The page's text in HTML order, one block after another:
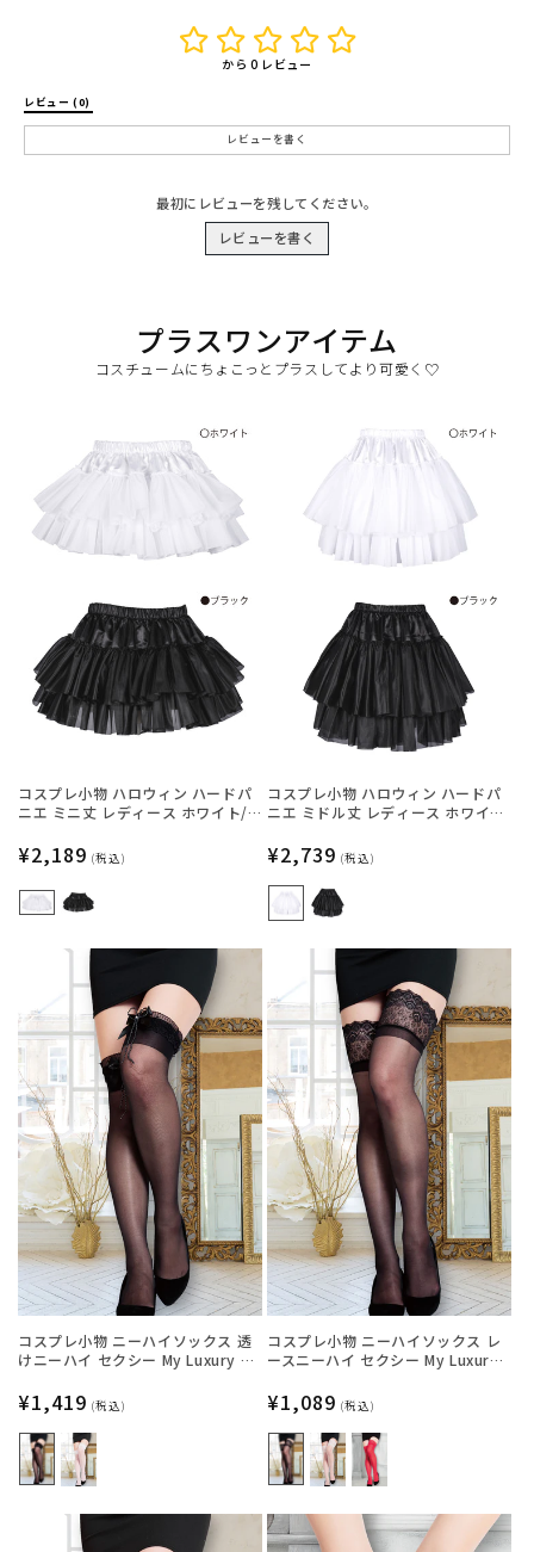
から 0 レビュー
レビュー (0)
レビューを書く
最初にレビューを残してください。
レビューを書く
プラスワンアイテム
コスチュームにちょこっとプラスしてより可愛く♡
コスプレ小物 ハロウィン ハードパ
ニエ ミニ丈 レディース ホワイト/
トーン】
通
常
価
¥2,189 (税込)
コスプレ小物 ハロウィン ハードパ
ニエ ミドル丈 レディース ホワイ
ストーン】
通
常
価
¥2,739 (税込)
コスプレ小物 ニーハイソックス 透
けニーハイ セクシー My Luxury シ
レディース フリーサイズ ブラック
【クリアストーン】
通
常
価
格
¥1,419 (税込)
コスプレ小物 ニーハイソックス レ
ースニーハイ セクシー My Luxury
ド レディース フリーサイズ ブラッ
ク【クリアストーン】
通
常
価
格
¥1,089 (税込)